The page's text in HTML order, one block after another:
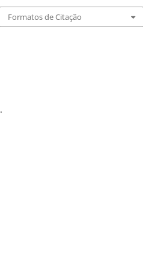
.
Formatos de Citação